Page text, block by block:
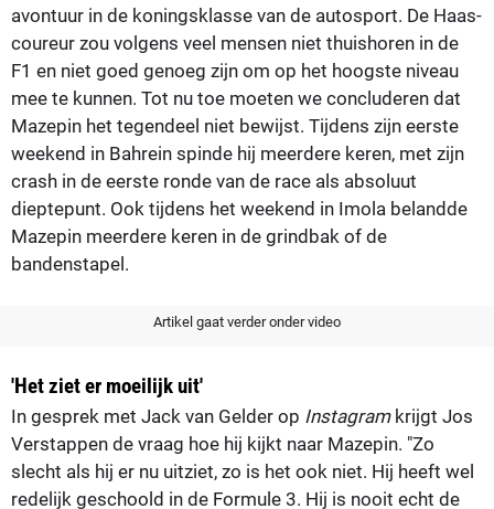
avontuur in de koningsklasse van de autosport. De Haas-
coureur zou volgens veel mensen niet thuishoren in de
F1 en niet goed genoeg zijn om op het hoogste niveau
mee te kunnen. Tot nu toe moeten we concluderen dat
Mazepin het tegendeel niet bewijst. Tijdens zijn eerste
weekend in Bahrein spinde hij meerdere keren, met zijn
crash in de eerste ronde van de race als absoluut
dieptepunt. Ook tijdens het weekend in Imola belandde
Mazepin meerdere keren in de grindbak of de
bandenstapel.
Artikel gaat verder onder video
'Het ziet er moeilijk uit'
In gesprek met Jack van Gelder op Instagramkrijgt Jos
Verstappen de vraag hoe hij kijkt naar Mazepin. "Zo
slecht als hij er nu uitziet, zo is het ook niet. Hij heeft wel
redelijk geschoold in de Formule 3. Hij is nooit echt de